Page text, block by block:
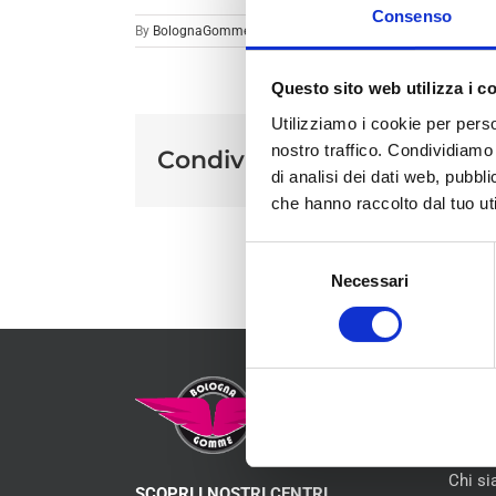
Consenso
Questo sito web utilizza i
Utilizziamo i cookie per
nostro traffico.
di analisi dei dati web,
che hanno raccolto dal tuo
Necessari
By BolognaGomme
Condividi sui social
Chi